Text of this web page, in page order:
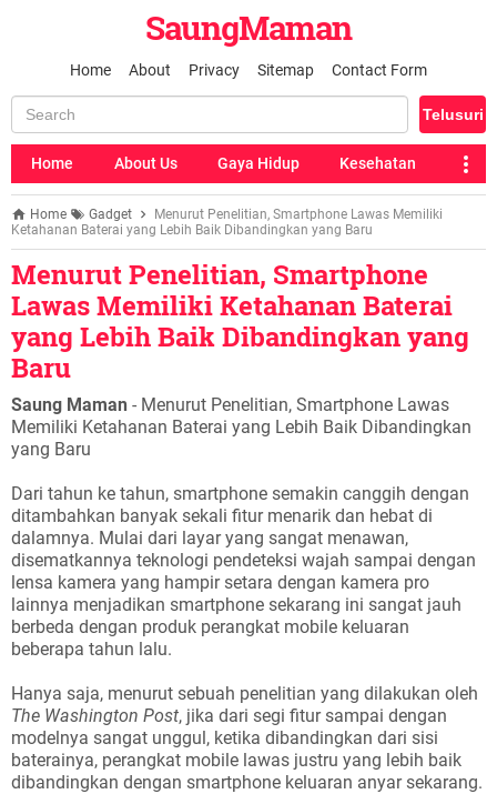
SaungMaman
Home About Privacy Sitemap Contact Form
Home About Us Gaya Hidup Kesehatan
Home Gadget
Menurut Penelitian, Smartphone Lawas Memiliki
Ketahanan Baterai yang Lebih Baik Dibandingkan yang Baru
Menurut Penelitian, Smartphone
Lawas Memiliki Ketahanan Baterai
yang Lebih Baik Dibandingkan yang
Baru
Saung Maman - Menurut Penelitian, Smartphone Lawas
Memiliki Ketahanan Baterai yang Lebih Baik Dibandingkan
yang Baru
Dari tahun ke tahun, smartphone semakin canggih dengan
ditambahkan banyak sekali fitur menarik dan hebat di
dalamnya. Mulai dari layar yang sangat menawan,
disematkannya teknologi pendeteksi wajah sampai dengan
lensa kamera yang hampir setara dengan kamera pro
lainnya menjadikan smartphone sekarang ini sangat jauh
berbeda dengan produk perangkat mobile keluaran
beberapa tahun lalu.
Hanya saja, menurut sebuah penelitian yang dilakukan oleh
The Washington Post, jika dari segi fitur sampai dengan
modelnya sangat unggul, ketika dibandingkan dari sisi
baterainya, perangkat mobile lawas justru yang lebih baik
dibandingkan dengan smartphone keluaran anyar sekarang.